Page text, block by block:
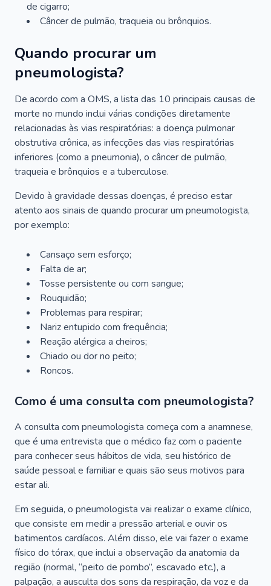
de cigarro;
Câncer de pulmão, traqueia ou brônquios.
Quando procurar um
pneumologista?
De acordo com a OMS, a lista das 10 principais causas de
morte no mundo inclui várias condições diretamente
relacionadas às vias respiratórias: a doença pulmonar
obstrutiva crônica, as infecções das vias respiratórias
inferiores (como a pneumonia), o câncer de pulmão,
traqueia e brônquios e a tuberculose.
Devido à gravidade dessas doenças, é preciso estar
atento aos sinais de quando procurar um pneumologista,
por exemplo:
Cansaço sem esforço;
Falta de ar;
Tosse persistente ou com sangue;
Rouquidão;
Problemas para respirar;
Nariz entupido com frequência;
Reação alérgica a cheiros;
Chiado ou dor no peito;
Roncos.
Como é uma consulta com pneumologista?
A consulta com pneumologista começa com a anamnese,
que é uma entrevista que o médico faz com o paciente
para conhecer seus hábitos de vida, seu histórico de
saúde pessoal e familiar e quais são seus motivos para
estar ali.
Em seguida, o pneumologista vai realizar o exame clínico,
que consiste em medir a pressão arterial e ouvir os
batimentos cardíacos. Além disso, ele vai fazer o exame
físico do tórax, que inclui a observação da anatomia da
região (normal, “peito de pombo”, escavado etc.), a
palpação, a ausculta dos sons da respiração, da voz e da